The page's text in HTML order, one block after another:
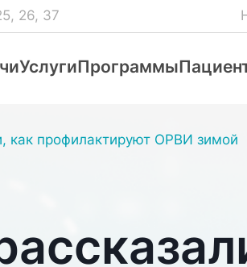
26, 37
УслугиПрограммы
как профилактируют ОРВИ зимой